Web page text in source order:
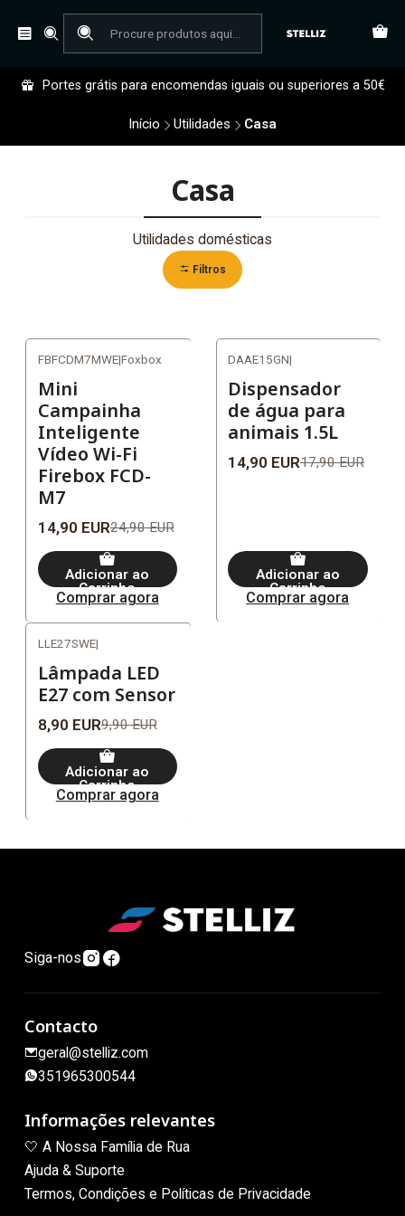
Portes grátis para encomendas iguais ou superiores a 50€
Início Utilidades Casa
Casa
Utilidades domésticas
Filtros
FBFCDM7MWE|Foxbox
Mini
Campainha
Inteligente
Vídeo Wi-Fi
Firebox FCD-
M7
14,90 EUR24,90 EUR
Adicionar ao
Carrinho
Comprar agora
DAAE15GN|
Dispensador
de água para
animais 1.5L
14,90 EUR17,90 EUR
Adicionar ao
Carrinho
Comprar agora
LLE27SWE|
Lâmpada LED
E27 com Sensor
8,90 EUR9,90 EUR
Adicionar ao
Carrinho
Comprar agora
Siga-nos
Contacto
geral@stelliz.com
351965300544
Informações relevantes
🤍 A Nossa Família de Rua
Ajuda & Suporte
Termos, Condições e Políticas de Privacidade